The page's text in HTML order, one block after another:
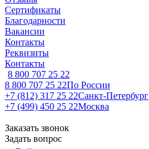
Сертификаты
Благодарности
Вакансии
Контакты
Реквизиты
Контакты
8 800 707 25 22
8 800 707 25 22По России
+7 (812) 317 25 22Санкт-Петербург
+7 (499) 450 25 22Москва
Заказать звонок
Задать вопрос